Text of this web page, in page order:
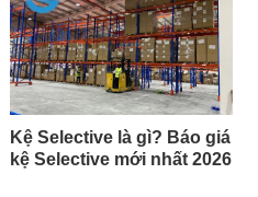
Kệ Selective là gì? Báo giá
kệ Selective mới nhất 2026